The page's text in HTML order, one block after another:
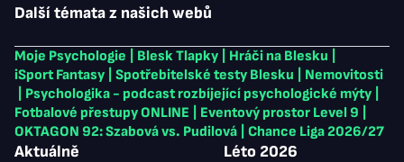
Další témata z našich webů
Moje Psychologie Blesk Tlapky Hráči na Blesku
iSport Fantasy
Spotřebitelské testy Blesku
Nemovitosti
Psychologika - podcast rozbíjející psychologické mýty
Fotbalové přestupy ONLINE
Eventový prostor Level 9
OKTAGON 92: Szabová vs. Pudilová
Chance Liga 2026/27
Aktuálně Léto 2026